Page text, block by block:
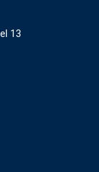
13